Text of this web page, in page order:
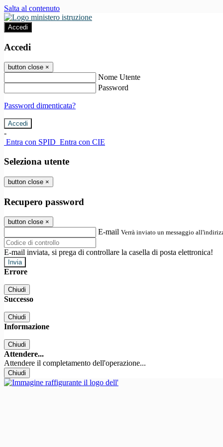
Salta al contenuto
Accedi
Accedi
button close ×
Nome Utente
Password
Password dimenticata?
-
Entra con SPID Entra con CIE
Seleziona utente
button close ×
Recupero password
button close ×
E-mail Verrà inviato un messaggio
E-mail inviata, si prega di controllare la casella di posta elettronica!
Errore
Chiudi
Successo
Chiudi
Informazione
Chiudi
Attendere...
Attendere il completamento dell'operazione...
Chiudi